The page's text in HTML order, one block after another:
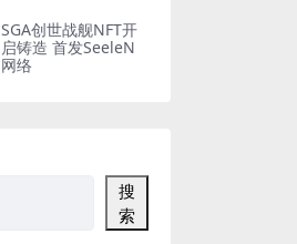
SGA创世战舰NFT开
启铸造 首发SeeleN
网络
搜
索